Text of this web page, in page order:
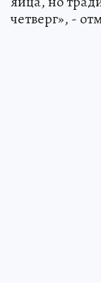
четверг», -